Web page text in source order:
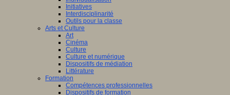
Initiatives
Interdisciplinarité
Outils pour la classe
Arts et Culture
Art
Cinéma
Culture
Culture et numérique
Dispositifs de médiation
Littérature
Formation
Compétences professionnelles
Dispositifs de formation